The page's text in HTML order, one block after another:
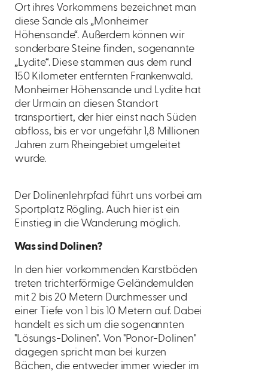
Ort ihres Vorkommens bezeichnet man
diese Sande als „Monheimer
Höhensande“. Außerdem können wir
sonderbare Steine finden, sogenannte
„Lydite“. Diese stammen aus dem rund
150 Kilometer entfernten Frankenwald.
Monheimer Höhensande und Lydite hat
der Urmain an diesen Standort
transportiert, der hier einst nach Süden
abfloss, bis er vor ungefähr 1,8 Millionen
Jahren zum Rheingebiet umgeleitet
wurde.
Der Dolinenlehrpfad führt uns vorbei am
Sportplatz Rögling. Auch hier ist ein
Einstieg in die Wanderung möglich.
Was sind Dolinen?
In den hier vorkommenden Karstböden
treten trichterförmige Geländemulden
mit 2 bis 20 Metern Durchmesser und
einer Tiefe von 1 bis 10 Metern auf. Dabei
handelt es sich um die sogenannten
"Lösungs-Dolinen". Von "Ponor-Dolinen"
dagegen spricht man bei kurzen
Bächen, die entweder immer wieder im